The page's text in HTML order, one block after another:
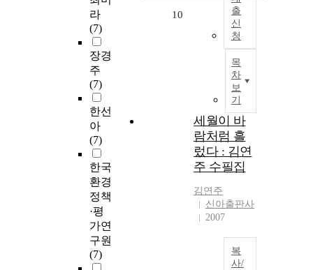
라
(7)
장경
주
(7)
한선
아
(7)
한국
환경
정책
·평
가연
구원
(7)
출
신
청
목
차
보
기
10
세월이 바
람처럼 흘
렀다 : 김연
주 수필집
김연주
신아출판사
2007
복
사/